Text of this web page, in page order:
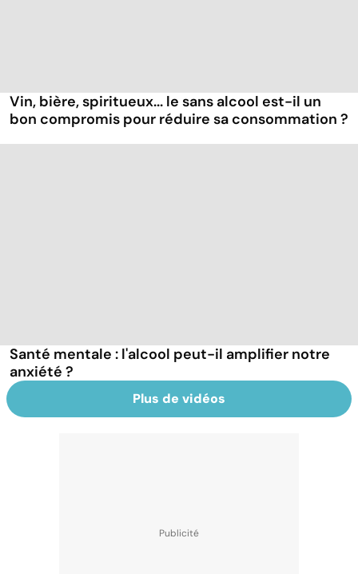
Vin, bière, spiritueux... le sans alcool est-il un
bon compromis pour réduire sa consommation ?
Santé mentale : l'alcool peut-il amplifier notre
anxiété ?
Plus de vidéos